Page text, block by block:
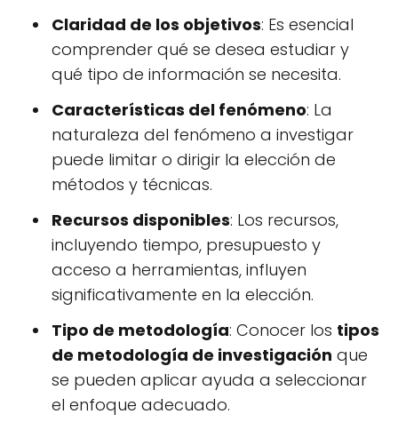
Claridad de los objetivos: Es esencial
comprender qué se desea estudiar y
qué tipo de información se necesita.
Características del fenómeno: La
naturaleza del fenómeno a investigar
puede limitar o dirigir la elección de
métodos y técnicas.
Recursos disponibles: Los recursos,
incluyendo tiempo, presupuesto y
acceso a herramientas, influyen
significativamente en la elección.
Tipo de metodología: Conocer los tipos
de metodología de investigación que
se pueden aplicar ayuda a seleccionar
el enfoque adecuado.